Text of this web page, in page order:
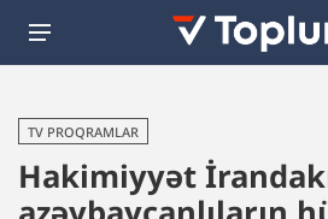
TV PROQRAMLAR
Hakimiyyət